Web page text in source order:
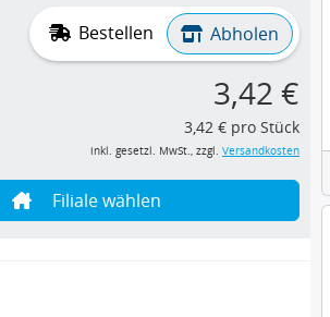
Bestellen Abholen
3,42 €
3,42 € pro Stück
inkl. gesetzl. MwSt., zzgl. Versandkosten
Filiale wählen